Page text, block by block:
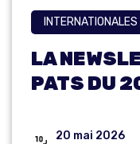
INTERNATIONALES
LA
PATS DU
20 mai 2026